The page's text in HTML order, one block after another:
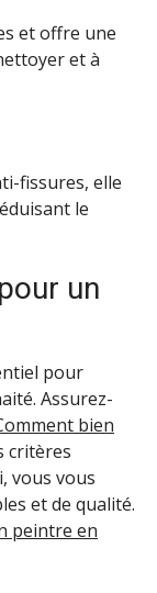
et offre une
et à
fissures, elle
le
un
pour
Assurez-
bien
critères
vous vous
et de qualité.
peintre en